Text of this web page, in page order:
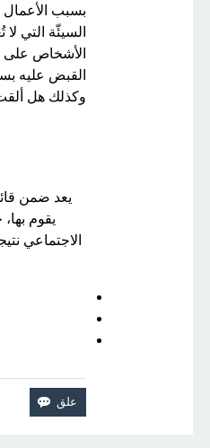
بسبب الأعمال
السيئّة التي
الأشخاص على
القبض عليه
وكذلك هل
يعد ضمن
يقوم
الاجتماعي